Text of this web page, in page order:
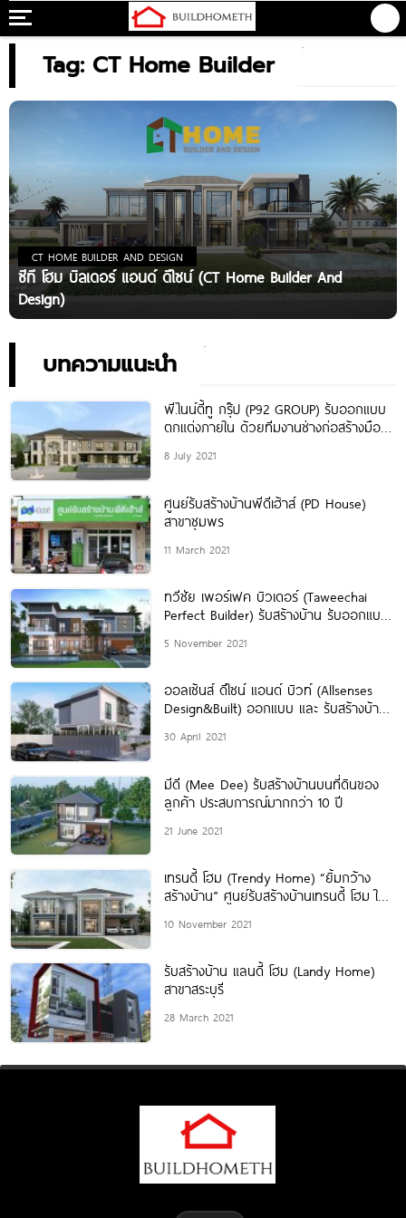
Tag: CT Home Builder
CT HOME BUILDER AND DESIGN
ซีที โฮม บิลเดอร์ แอนด์ ดีไซน์ (CT Home Builder And
Design)
บทความแนะนำ
พี.ไนน์ตี้ทู กรุ๊ป (P92 GROUP) รับออกแบบ
ตกแต่งภายใน ด้วยทีมงานช่างก่อสร้างมือ
8 July 2021
ศูนย์รับสร้างบ้านพีดีเฮ้าส์ (PD House)
สาขาชุมพร
11 March 2021
ทวีชัย เพอร์เฟค บิวเดอร์ (Taweechai
Perfect Builder) รับสร้างบ้าน รับออกแบบ
5 November 2021
ออลเซ้นส์ ดีไซน์ แอนด์ บิวท์ (Allsenses
Design&Built) ออกแบบ และ รับสร้างบ้าน
30 April 2021
มีดี (Mee Dee) รับสร้างบ้านบนที่ดินของ
ลูกค้า ประสบการณ์มากกว่า 10 ปี
21 June 2021
เทรนดี้ โฮม (Trendy Home) “ยิ้มกว้าง
สร้างบ้าน” ศูนย์รับสร้างบ้านเทรนดี้ โฮม ใน
10 November 2021
รับสร้างบ้าน แลนดี้ โฮม (Landy Home)
สาขาสระบุรี
28 March 2021